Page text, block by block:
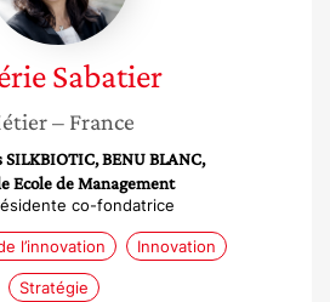
Sabatier
– France
BENU BLANC,
Ecole de Management
co-fondatrice
l’innovation Innovation
Stratégie